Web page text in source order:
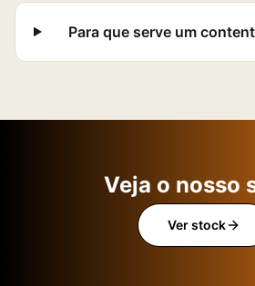
Para que serve um
Veja o nosso
Ver stock